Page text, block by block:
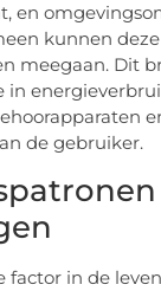
en
kunnen
meegaan. Dit
in
de gebruiker.
factor in de